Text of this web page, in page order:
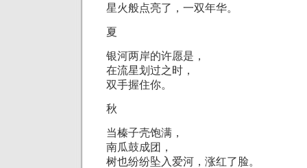
星火般点亮了，一双年华。
夏
银河两岸的许愿是，
在流星划过之时，
双手握住你。
秋
当榛子壳饱满，
南瓜鼓成团，
树也纷纷坠入爱河，涨红了脸。